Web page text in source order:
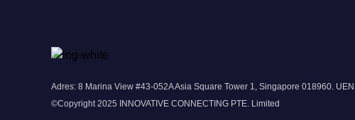
Adres: 8 Marina View #43-052A Asia Square Tower 1, Singapore 018960.
©Copyright 2025 INNOVATIVE CONNECTING PTE. Limited